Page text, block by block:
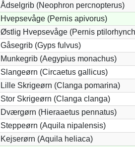
Ådselgrib (Neophron percnopterus)
Hvepsevåge (Pernis apivorus)
Østlig Hvepsevåge (Pernis
Gåsegrib (Gyps fulvus)
Munkegrib (Aegypius monachus)
Slangeørn (Circaetus gallicus)
Lille Skrigeørn (Clanga pomarina)
Stor Skrigeørn (Clanga clanga)
Dværgørn (Hieraaetus pennatus)
Steppeørn (Aquila nipalensis)
Kejserørn (Aquila heliaca)